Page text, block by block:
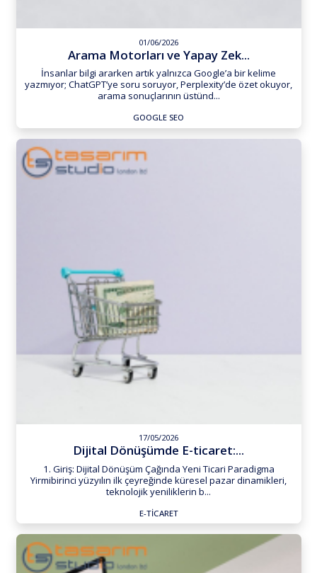
01/06/2026
Arama Motorları ve Yapay Zek...
İnsanlar bilgi ararken artık yalnızca Google’a bir kelime
yazmıyor; ChatGPT’ye soru soruyor, Perplexity’de özet okuyor,
arama sonuçlarının üstünd...
GOOGLE SEO
17/05/2026
Dijital Dönüşümde E-ticaret:...
1. Giriş: Dijital Dönüşüm Çağında Yeni Ticari Paradigma
Yirmibirinci yüzyılın ilk çeyreğinde küresel pazar dinamikleri,
teknolojik yeniliklerin b...
E-TICARET